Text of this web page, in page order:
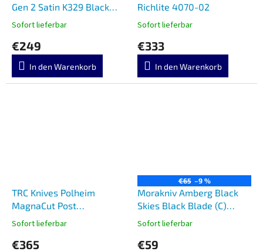
Gen 2 Satin K329 Black
Textured G10
Sofort lieferbar
€249
In den Warenkorb
Richlite 4070-02
Sofort lieferbar
€333
In den Warenkorb
TRC Knives Polheim
MagnaCut Post
Apocalyptic
Sofort lieferbar
€365
€65 –9 %
Morakniv Amberg Black
Skies Black Blade (C)
14698
Sofort lieferbar
€59